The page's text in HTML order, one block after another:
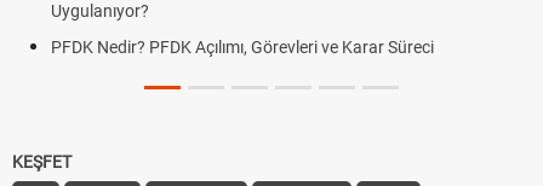
Uygulanıyor?
PFDK Nedir? PFDK Açılımı, Görevleri ve Karar Süreci
KEŞFET